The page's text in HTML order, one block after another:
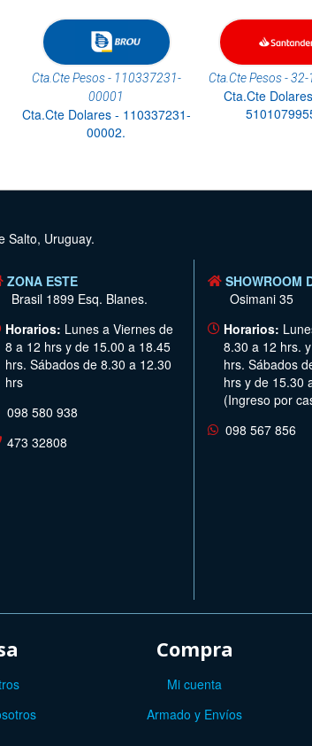
Cta.Cte Pesos - 110337231-
00001
Cta.Cte Dolares - 110337231-
00002.
Cta.Cte Pesos -
Cta.Cte
Salto, Uruguay.
ZONA ESTE
Brasil 1899 Esq. Blanes.
Horarios: Lunes a Viernes de
8 a 12 hrs y de 15.00 a 18.45
hrs. Sábados de 8.30 a 12.30
hrs
098 580 938
473 32808
SHOWROOM
Osimani 35
Horarios:
8.30 a 12 hrs.
hrs. Sábados
hrs y de 15.30
(Ingreso por
098 567 856
Compra
Mi cuenta
Armado y Envíos